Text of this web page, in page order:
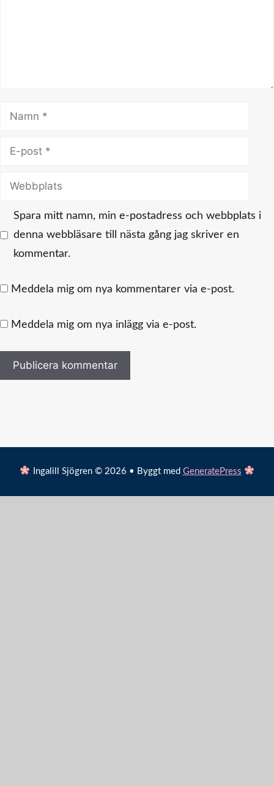
Namn
Webbplats
Spara mitt namn, min e-postadress och webbplats i
denna webbläsare till nästa gång jag skriver en
kommentar.
Meddela mig om nya kommentarer via e-post.
Meddela mig om nya inlägg via e-post.
Ingalill Sjögren © 2026 • Byggt med GeneratePress